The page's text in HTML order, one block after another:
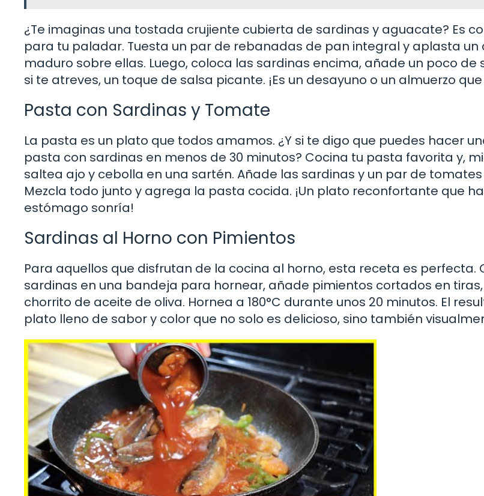
¿Te imaginas una tostada crujiente cubierta de sardinas y aguacate? Es
para tu paladar. Tuesta un par de rebanadas de pan integral y aplasta
maduro sobre ellas. Luego, coloca las sardinas encima, añade un poco de
si te atreves, un toque de salsa picante. ¡Es un desayuno o un almuerzo
Pasta con Sardinas y Tomate
La pasta es un plato que todos amamos. ¿Y si te digo que puedes hacer
pasta con sardinas en menos de 30 minutos? Cocina tu pasta favorita y,
saltea ajo y cebolla en una sartén. Añade las sardinas y un par de
Mezcla todo junto y agrega la pasta cocida. ¡Un plato reconfortante que
estómago sonría!
Sardinas al Horno con Pimientos
Para aquellos que disfrutan de la cocina al horno, esta receta es perfecta.
sardinas en una bandeja para hornear, añade pimientos cortados en
chorrito de aceite de oliva. Hornea a 180°C durante unos 20 minutos. El
plato lleno de sabor y color que no solo es delicioso, sino también